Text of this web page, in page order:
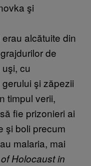
şi
alcătuite din
de
cu
şi zăpezii
timpul verii,
fie prizonieri ai
şi boli precum
malaria, mai
Holocaust in